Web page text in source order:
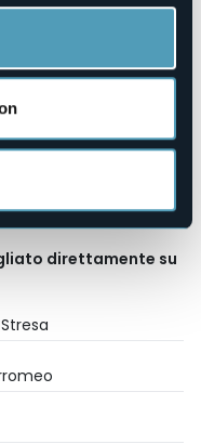
in biglietteria.
/ 15:00 – 17:00
un’ora prima
direttamente su